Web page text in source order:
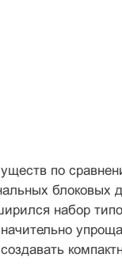
по
блоковых
набор